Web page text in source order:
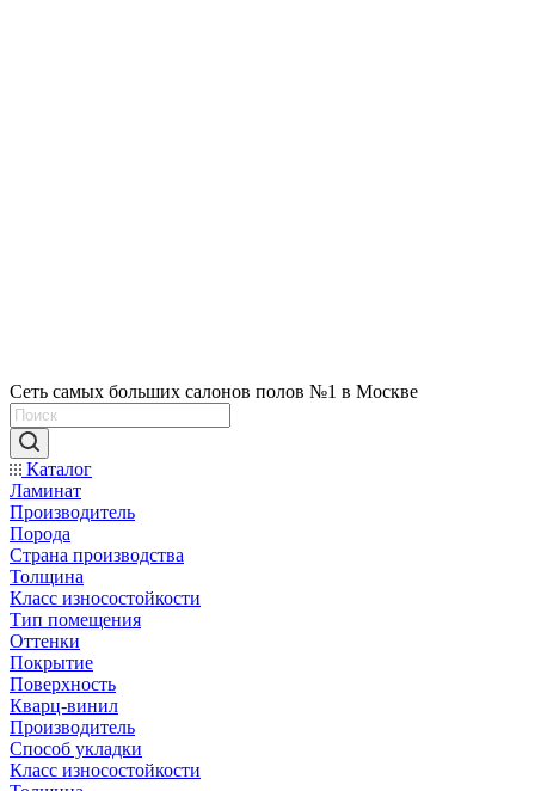
Сеть самых больших салонов полов №1 в Москве
Каталог
Ламинат
Производитель
Порода
Страна производства
Толщина
Класс износостойкости
Тип помещения
Оттенки
Покрытие
Поверхность
Кварц-винил
Производитель
Способ укладки
Класс износостойкости